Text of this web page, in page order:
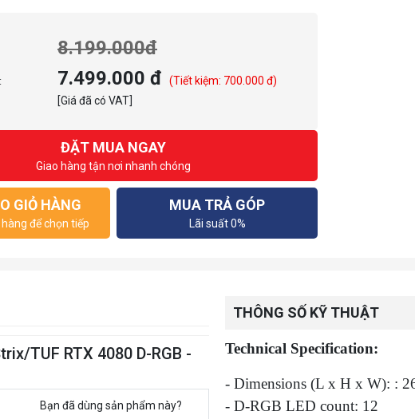
8.199.000đ
7.499.000 đ
(Tiết kiệm: 700.000 đ)
[Giá đã có VAT]
ĐẶT MUA NGAY
Giao hàng tận nơi nhanh chóng
GIỎ HÀNG
để chọn tiếp
MUA TRẢ GÓP
Lãi suất 0%
TUF RTX 4080 D-RGB -
Bạn đã dùng sản phẩm này?
THÔNG SỐ KỸ THUẬT
Technical Specification:
- Dimensions (L x H x W): :
- D-RGB LED count: 12